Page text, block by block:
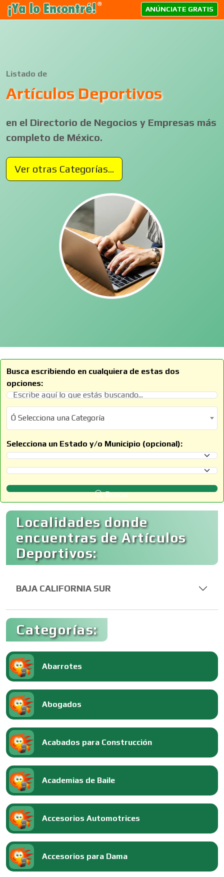
ANÚNCIATE GRATIS
Listado de
Artículos Deportivos
en el Directorio de Negocios y Empresas más
completo de México.
Ver otras Categorías...
Busca escribiendo en cualquiera de estas dos
opciones:
Ó Selecciona una Categoría
Ó Selecciona una Categoría
Selecciona un Estado y/o Municipio (opcional):
Selecciona un Estado
Selecciona un Municipio
Buscar
Localidades donde
encuentras de Artículos
Deportivos:
BAJA CALIFORNIA SUR
Categorías:
Abarrotes
Abogados
Acabados para Construcción
Academias de Baile
Accesorios Automotrices
Accesorios para Dama